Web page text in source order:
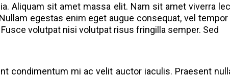
Aliquam sit amet massa elit. Nam sit amet viverra
egestas enim eget augue consequat, vel
Fusce volutpat nisi volutpat risus fringilla semper. Sed
condimentum mi ac velit auctor iaculis. Praesent